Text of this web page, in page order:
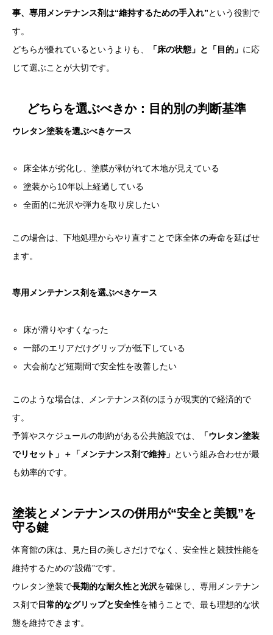
事、専用メンテナンス剤は“維持するための手入れ”という役割で
す。
どちらが優れているというよりも、
「床の状態」と「目的」 に応
じて選ぶことが大切です。
どちらを選ぶべきか：目的別の判断基準
ウレタン塗装を選ぶべきケース
床全体が劣化し、塗膜が剥がれて木地が見えている
塗装から10年以上経過している
全面的に光沢や弾力を取り戻したい
この場合は、下地処理からやり直すことで床全体の寿命を延ばせ
ます。
専用メンテナンス剤を選ぶべきケース
床が滑りやすくなった
一部のエリアだけグリップが低下している
大会前など短期間で安全性を改善したい
このような場合は、メンテナンス剤のほうが現実的で経済的で
す。
予算やスケジュールの制約がある公共施設では、
「ウレタン塗装
でリセット」＋「メンテナンス剤で維持」 という組み合わせが最
も効率的です。
塗装とメンテナンスの併用が“安全と美観”を
守る鍵
体育館の床は、見た目の美しさだけでなく、安全性と競技性能を
維持するための“設備”です。
ウレタン塗装で長期的な耐久性と光沢を確保し、専用メンテナン
ス剤で日常的なグリップと安全性を補うことで、最も理想的な状
態を維持できます。